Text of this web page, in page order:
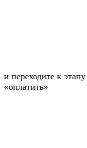
и переходите к
«оплатить»